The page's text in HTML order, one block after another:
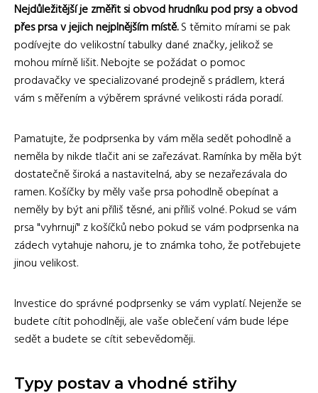
Nejdůležitější je změřit si obvod hrudníku pod prsy a obvod
přes prsa v jejich nejplnějším místě.S těmito mírami se pak
podívejte do velikostní tabulky dané značky, jelikož se
mohou mírně lišit. Nebojte se požádat o pomoc
prodavačky ve specializované prodejně s prádlem, která
vám s měřením a výběrem správné velikosti ráda poradí.
Pamatujte, že podprsenka by vám měla sedět pohodlně a
neměla by nikde tlačit ani se zařezávat. Ramínka by měla být
dostatečně široká a nastavitelná, aby se nezařezávala do
ramen. Košíčky by měly vaše prsa pohodlně obepínat a
neměly by být ani příliš těsné, ani příliš volné. Pokud se vám
prsa "vyhrnují" z košíčků nebo pokud se vám podprsenka na
zádech vytahuje nahoru, je to známka toho, že potřebujete
jinou velikost.
Investice do správné podprsenky se vám vyplatí. Nejenže se
budete cítit pohodlněji, ale vaše oblečení vám bude lépe
sedět a budete se cítit sebevědoměji.
Typy postav a vhodné střihy